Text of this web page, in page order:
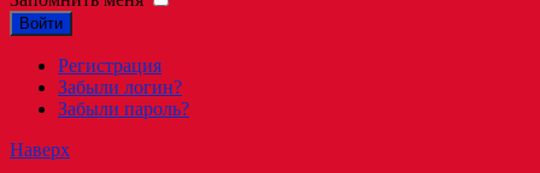
Войти
Регистрация
Забыли логин?
Забыли пароль?
Наверх